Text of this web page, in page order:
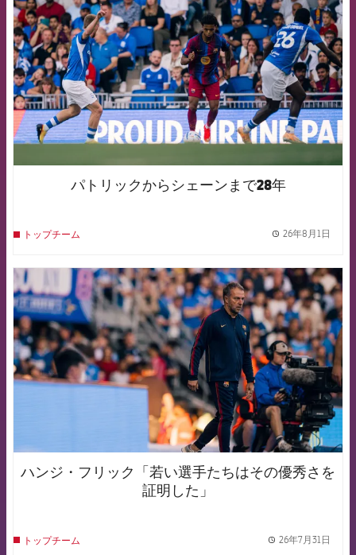
パトリックからシェーンまで28年
トップチーム 26年8月1日
FCB Barcelona badge
ハンジ・フリック「若い選手たちはその優秀さを
証明した」
トップチーム 26年7月31日